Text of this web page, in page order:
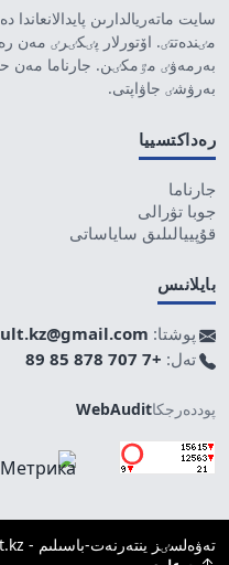
سايت ماتەريالدارىن
مٸندەتتٸ. اۆتورلار پٸكٸرٸ
بەرمەۋٸ مٷمكٸن. جارناما مەن
بەرۋشٸ جاۋاپتى.
رەداكتسييا
جارناما
جوبا تۋرالى
قۇپييالىلىق ساياساتى
بايلانىس
پوشتا:
تەل: +7 707 878 85 89
پوددەرجكاWebAudit
تەۋەلسٸز ينتەرنەت-باسىلىم - ult.kz